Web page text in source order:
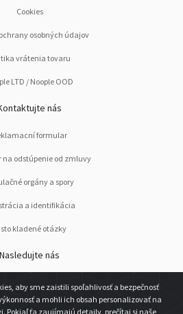
Cookies
osobných údajov
vrátenia tovaru
LTD / Noople OOD
nás
formular
na odstúpenie od zmluvy
orgány a spory
a identifikácia
kladené otázky
Nasledujte nás
aby sme zaistili spoľahlivosť a bezpečnosť
a mohli ich obsah personalizovať na
Pokiaľ ťa zaujímajú detaily, prečítaj si naše